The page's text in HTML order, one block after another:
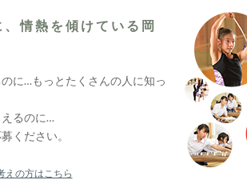
情熱を傾けている岡
に…もっとたくさんの人に知っ
るのに…
ください。
えの方はこちら